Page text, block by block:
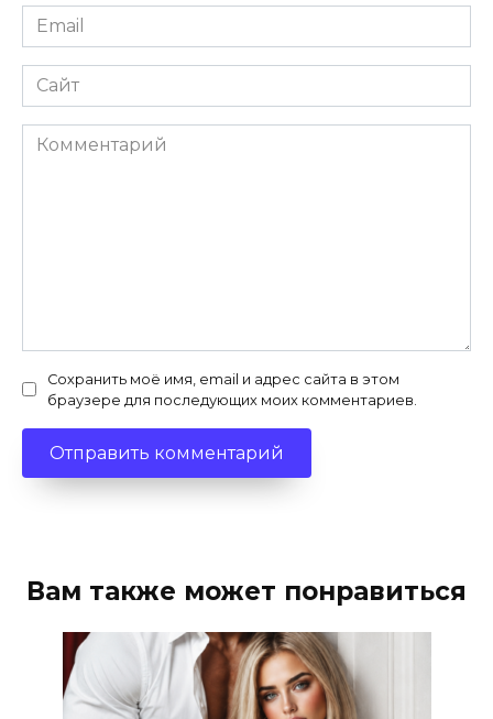
Email
*
Сайт
Комментарий
Сохранить моё имя, email и адрес сайта в этом
браузере для последующих моих комментариев.
Вам также может понравиться